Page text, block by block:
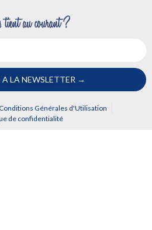
A LA NEWSLETTER →
Générales d'Utilisation
de confidentialité